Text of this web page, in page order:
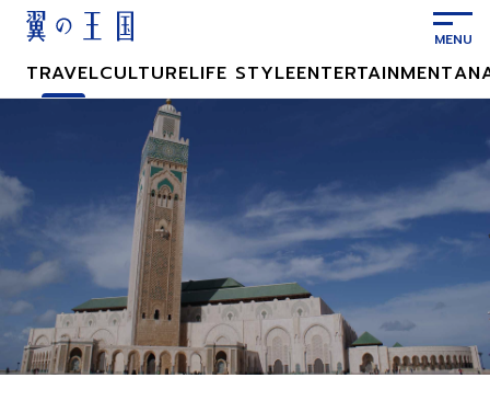
ン
に
キ
ッ
プ
TRAVELCULTURELIFE STYLEENTERTAINMENT